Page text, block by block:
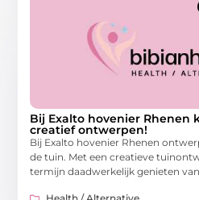
Bij Exalto hovenier Rhenen
creatief ontwerpen!
Bij Exalto hovenier Rhenen
de tuin. Met een creatieve
termijn daadwerkelijk genieten